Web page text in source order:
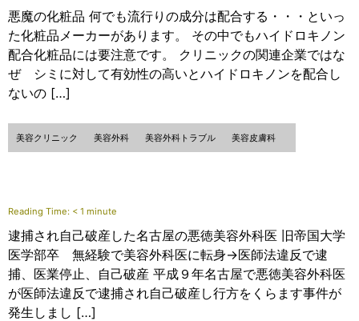
悪魔の化粧品 何でも流行りの成分は配合する・・・といっ
た化粧品メーカーがあります。 その中でもハイドロキノン
配合化粧品には要注意です。 クリニックの関連企業ではな
ぜ シミに対して有効性の高いとハイドロキノンを配合し
ないの […]
美容クリニック 美容外科 美容外科トラブル 美容皮膚科
Reading Time: < 1 minute
逮捕され自己破産した名古屋の悪徳美容外科医 旧帝国大学
医学部卒 無経験で美容外科医に転身→医師法違反で逮
捕、医業停止、自己破産 平成９年名古屋で悪徳美容外科医
が医師法違反で逮捕され自己破産し行方をくらます事件が
発生しまし […]